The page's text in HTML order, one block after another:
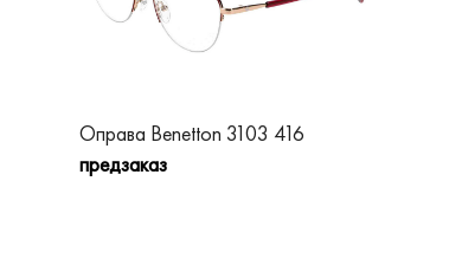
Оправа Benetton 3103 416
предзаказ